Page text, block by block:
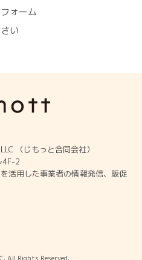
（じもっと合同会社）
4F-2
活用した事業者の情報発信、販促
ォーム
い
All Rights Reserved.